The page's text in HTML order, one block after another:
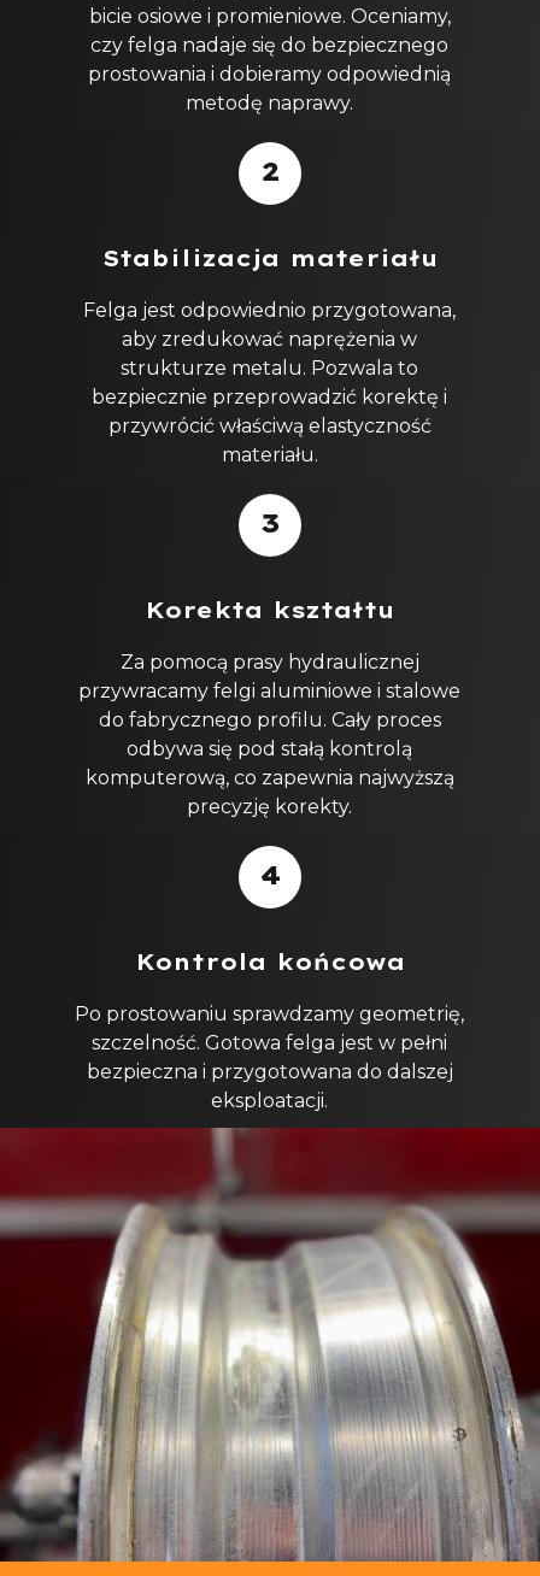
bicie osiowe i promieniowe. Oceniamy,
czy felga nadaje się do bezpiecznego
prostowania i dobieramy odpowiednią
metodę naprawy.
2
Stabilizacja materiału
Felga jest odpowiednio przygotowana,
aby zredukować naprężenia w
strukturze metalu. Pozwala to
bezpiecznie przeprowadzić korektę i
przywrócić właściwą elastyczność
materiału.
3
Korekta kształtu
Za pomocą prasy hydraulicznej
przywracamy felgi aluminiowe i stalowe
do fabrycznego profilu. Cały proces
odbywa się pod stałą kontrolą
komputerową, co zapewnia najwyższą
precyzję korekty.
4
Kontrola końcowa​
Po prostowaniu sprawdzamy geometrię,
szczelność. Gotowa felga jest w pełni
bezpieczna i przygotowana do dalszej
eksploatacji.